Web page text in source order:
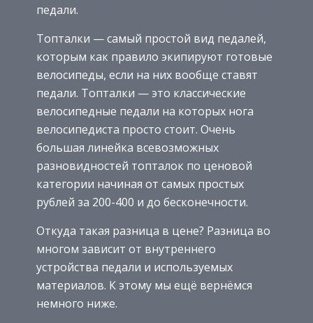
педали.
Топталки — самый простой вид педалей,
которым как правило экипируют готовые
велосипеды, если на них вообще ставят
педали. Топталки — это классические
велосипедные педали на которых нога
велосипедиста просто стоит. Очень
большая линейка всевозможных
разновидностей топталок по ценовой
категории начиная от самых простых
рублей за 200-400 и до бесконечности.
Откуда такая разница в цене? Разница во
многом зависит от внутреннего
устройства педали и используемых
материалов. К этому мы ещё вернёмся
немного ниже.